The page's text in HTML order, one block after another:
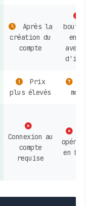
Après la
création du
compte
en
avec
Prix
plus élevés
Connexion au
compte
requise
en